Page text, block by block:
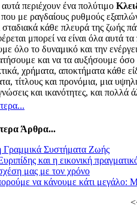
περιέχουν ένα πολύτιμο
με ραγδαίους ρυθμούς
σταδιακά κάθε πλευρά της ζωής
μπορεί να είναι όλα αυτά
όλο το δυναμικό και την
και να τα αυξήσουμε όσο
χρήματα, αποκτήματα κάθε
τίτλους και προνόμια, μια
και ικανότητες, και πολλά
Άρθρα...
Συστήματα Ζωής
και η εικονική
μας με τον χρόνο
να κάνουμε κάτι μεγάλο: